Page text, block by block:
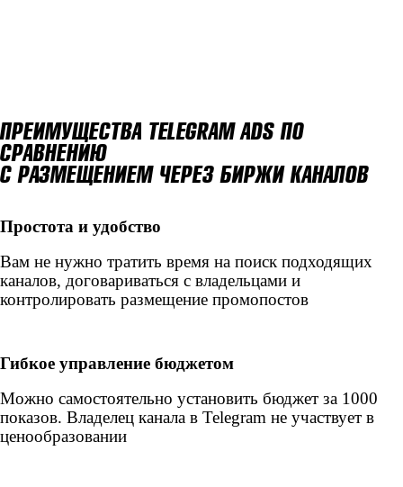
ПРЕИМУЩЕСТВА TELEGRAM ADS ПО
СРАВНЕНИЮ
С РАЗМЕЩЕНИЕМ ЧЕРЕЗ БИРЖИ КАНАЛОВ
Простота и удобство
Вам не нужно тратить время на поиск подходящих
каналов, договариваться с владельцами и
контролировать размещение промопостов
Гибкое управление бюджетом
Можно самостоятельно установить бюджет за 1000
показов. Владелец канала в Telegram не участвует в
ценообразовании